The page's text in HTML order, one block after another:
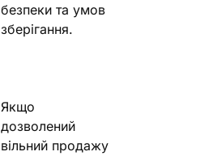
безпеки та умов
зберігання.
Якщо
дозволений
вільний продажу